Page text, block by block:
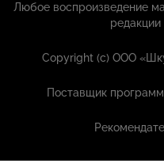
Любое воспроизведение
Copyright (с) ООО
Поставщик